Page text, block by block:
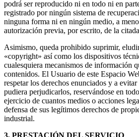
podrá ser reproducido ni en todo ni en
registrado por ningún sistema de
ninguna forma ni en ningún medio, a
autorización previa, por escrito, de la
Asimismo, queda prohibido suprimir,
«copyright» así como los dispositivos
cualesquiera mecanismos de información
contenidos. El Usuario de este Espacio
respetar los derechos enunciados y a
pudiera perjudicarlos, reservándose en
ejercicio de cuantos medios o acciones
defensa de sus legítimos derechos de
industrial.
3. PRESTACIÓN DEL SERVICIO